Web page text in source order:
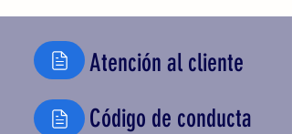
Atención al cliente
Código de conducta